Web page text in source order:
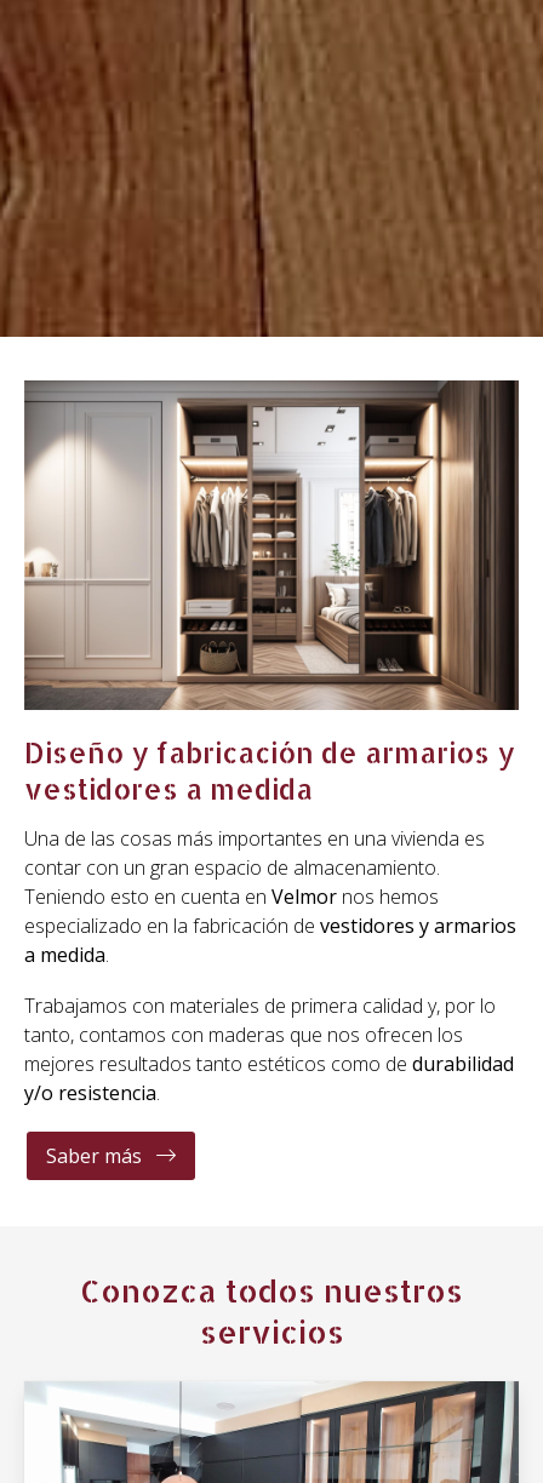
Trabajamos para particulares y
empresas
En
trabajamos para todo tipo de clientes, de esta
manera aceptamos encargos tanto de particulares
como de empresas o de comunidades de vecinos
Antes de realizar cualquier trabajo, nuestros
profesionales se reúnen con el cliente para captar la idea
del mueble que desean y visitan el espacio en el que se
colocará posteriormente para tomar medidas y
referencias.
Ofrecemos a todos nuestros clientes un trato totalmente
personalizado, mantenemos un contacto directo tanto
antes de la fabricación como durante el proceso y en la
instalación. De esta manera el cliente conoce de primera
mano en qué momento se encuentra la
elaboración e
instalación de sus muebles de madera
Últimas noticias
Cómo cambiar el aspecto de tu parqué
31/03/2025
14/02/2025 Mobiliario
Los beneficios de instalar puertas
rechapadas en su hogar
04/12/2024 Puertas